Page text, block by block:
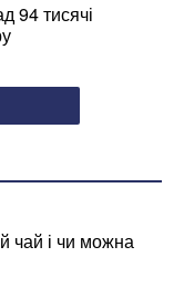
94 тисячі
чай і чи можна